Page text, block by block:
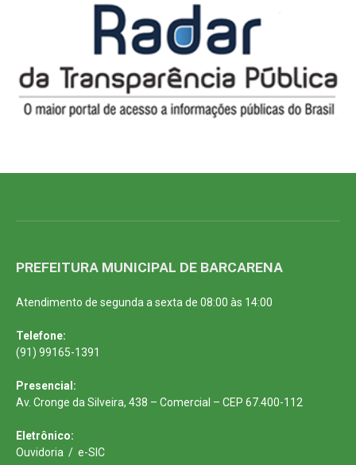
PREFEITURA MUNICIPAL DE BARCARENA
Atendimento de segunda a sexta de 08:00 às 14:00
Telefone:
(91) 99165-1391
Presencial:
Av. Cronge da Silveira, 438 – Comercial – CEP 67.400-112
Eletrônico:
Ouvidoria / e-SIC